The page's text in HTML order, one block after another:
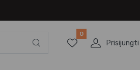
0
Prisijungti